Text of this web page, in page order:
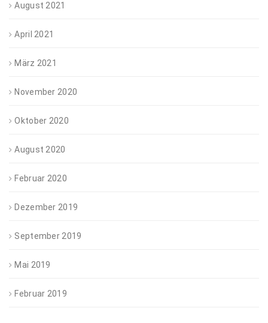
August 2021
April 2021
März 2021
November 2020
Oktober 2020
August 2020
Februar 2020
Dezember 2019
September 2019
Mai 2019
Februar 2019